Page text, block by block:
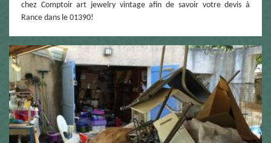
chez Comptoir art jewelry vintage afin de savoir votre devis à
Rance dans le 01390!